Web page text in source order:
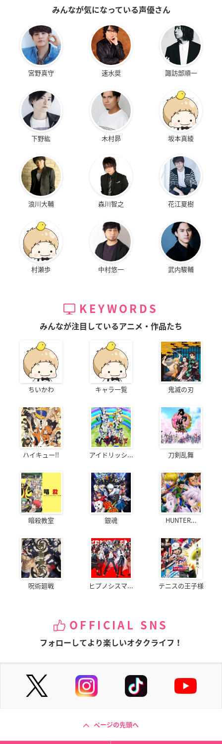
みんなが気になっている声優さん
宮野真守 速水奨 諏訪部順一
下野紘 木村昴 坂本真綾
浪川大輔 森川智之 花江夏樹
村瀬歩 中村悠一 武内駿輔
KEYWORDS
みんなが注目しているアニメ・作品たち
ちいかわ キャラ一覧 鬼滅の刃
ハイキュー!! アイドリッシ... 刀剣乱舞
暗殺教室 銀魂 HUNTER...
呪術廻戦 ヒプノシスマ... テニスの王子様
OFFICIAL SNS
フォローしてより楽しいオタクライフ！
ページの先頭へ